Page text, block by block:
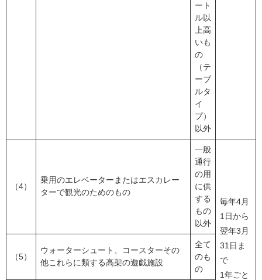
ート
ル以
上高
いも
の
（テ
ーブ
ルタ
イ
プ）
以外
（4）
乗用のエレベーターまたはエスカレー
ターで観光のためのもの
一般
通行
の用
に供
する
もの
以外
毎年4月
1日から
翌年3月
31日ま
で
1年ごと
（5）
ウォーターシュート、コースターその
他これらに類する高架の遊戯施設
全て
のも
の